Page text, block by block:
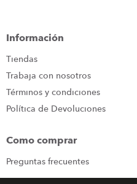
Escribe un comentario
Información
Tiendas
Trabaja con nosotros
Términos y condiciones
Política de Devoluciones
Como comprar
Preguntas frecuentes